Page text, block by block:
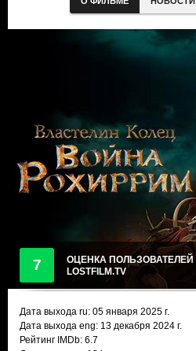
7
ОЦЕНКА ПОЛЬЗОВАТЕЛЕЙ
LOSTFILM.TV
Дата выхода ru: 05 января 2025 г.
Дата выхода eng: 13 декабря 2024 г.
Рейтинг IMDb: 6.7